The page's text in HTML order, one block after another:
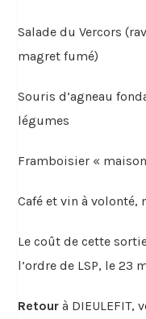
Salade du Vercors
magret fumé)
Souris d’agneau
légumes
Framboisier «
Café et vin à volonté,
Le coût de cette
l’ordre de LSP, le 23
Retour à DIEULEFIT,